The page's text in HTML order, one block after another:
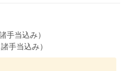
手当込み）
手当込み）